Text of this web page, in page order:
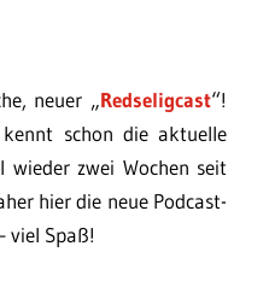
neuer „Redseligcast“!
schon die aktuelle
wieder zwei Wochen seit
hier die neue Podcast-
viel Spaß!